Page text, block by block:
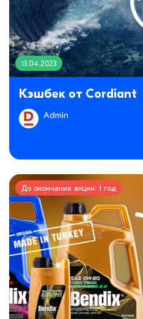
13.04.2023
Кэшбек от Cordiant
Admin
До окончания акции: 1 год